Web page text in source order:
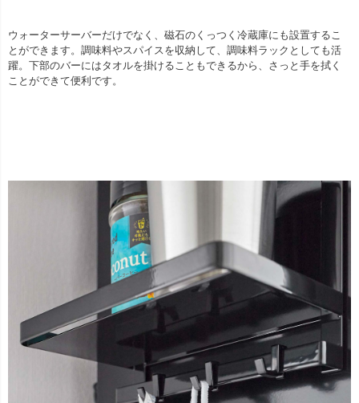
ウォーターサーバーだけでなく、磁石のくっつく冷蔵庫にも設置するこ
とができます。調味料やスパイスを収納して、調味料ラックとしても活
躍。下部のバーにはタオルを掛けることもできるから、さっと手を拭く
ことができて便利です。